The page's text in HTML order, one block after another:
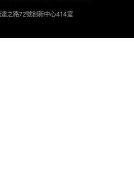
之路72號創新中心414室